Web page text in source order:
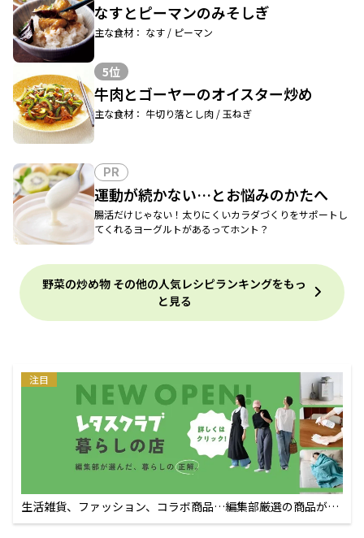
なすとピーマンのみそしぎ
主な食材： なす / ピーマン
5位
牛肉とゴーヤーのオイスター炒め
主な食材： 牛切り落とし肉 / 玉ねぎ
PR
運動が続かない…とお悩みのかたへ
腸活だけじゃない！太りにくいカラダづくりをサポートし
てくれるヨーグルトがあるってホント？
野菜の炒め物 その他の人気レシピランキングをもっ
と見る
注目
生活雑貨、ファッション、コラボ商品…編集部厳選の商品が買
えるECサイト